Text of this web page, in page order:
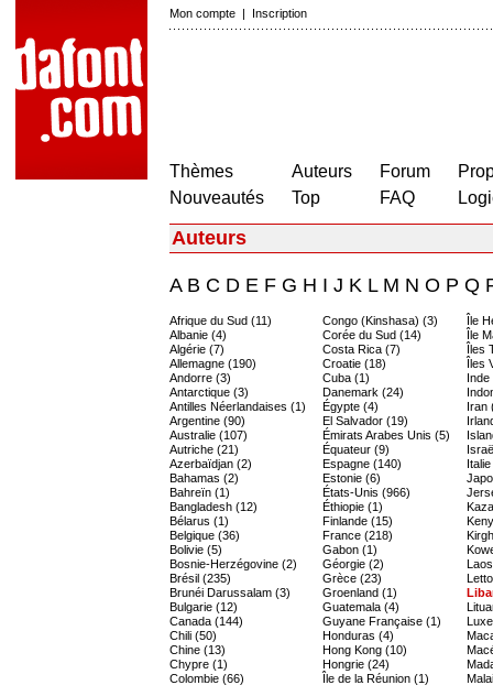
Mon compte | Inscription
Thèmes
Nouveautés
Auteurs
Top
Forum
FAQ
Auteurs
AB C D E F G H I J K LM N O P Q
Afrique du Sud (11)
Albanie (4)
Algérie (7)
Allemagne (190)
Andorre (3)
Antarctique (3)
Antilles Néerlandaises (1)
Argentine (90)
Australie (107)
Autriche (21)
Azerbaïdjan (2)
Bahamas (2)
Bahreïn (1)
Bangladesh (12)
Bélarus (1)
Belgique (36)
Bolivie (5)
Bosnie-Herzégovine (2)
Brésil (235)
Brunéi Darussalam (3)
Bulgarie (12)
Canada (144)
Chili (50)
Chine (13)
Chypre (1)
Colombie (66)
Congo (Kinshasa) (3)
Corée du Sud (14)
Costa Rica (7)
Croatie (18)
Cuba (1)
Danemark (24)
Égypte (4)
El Salvador (19)
Émirats Arabes Unis (5)
Équateur (9)
Espagne (140)
Estonie (6)
États-Unis (966)
Éthiopie (1)
Finlande (15)
France (218)
Gabon (1)
Géorgie (2)
Grèce (23)
Groenland (1)
Guatemala (4)
Guyane Française (1)
Honduras (4)
Hong Kong (10)
Hongrie (24)
Île de la Réunion (1)
Île
Île
Îles
Îles
Inde
Iran